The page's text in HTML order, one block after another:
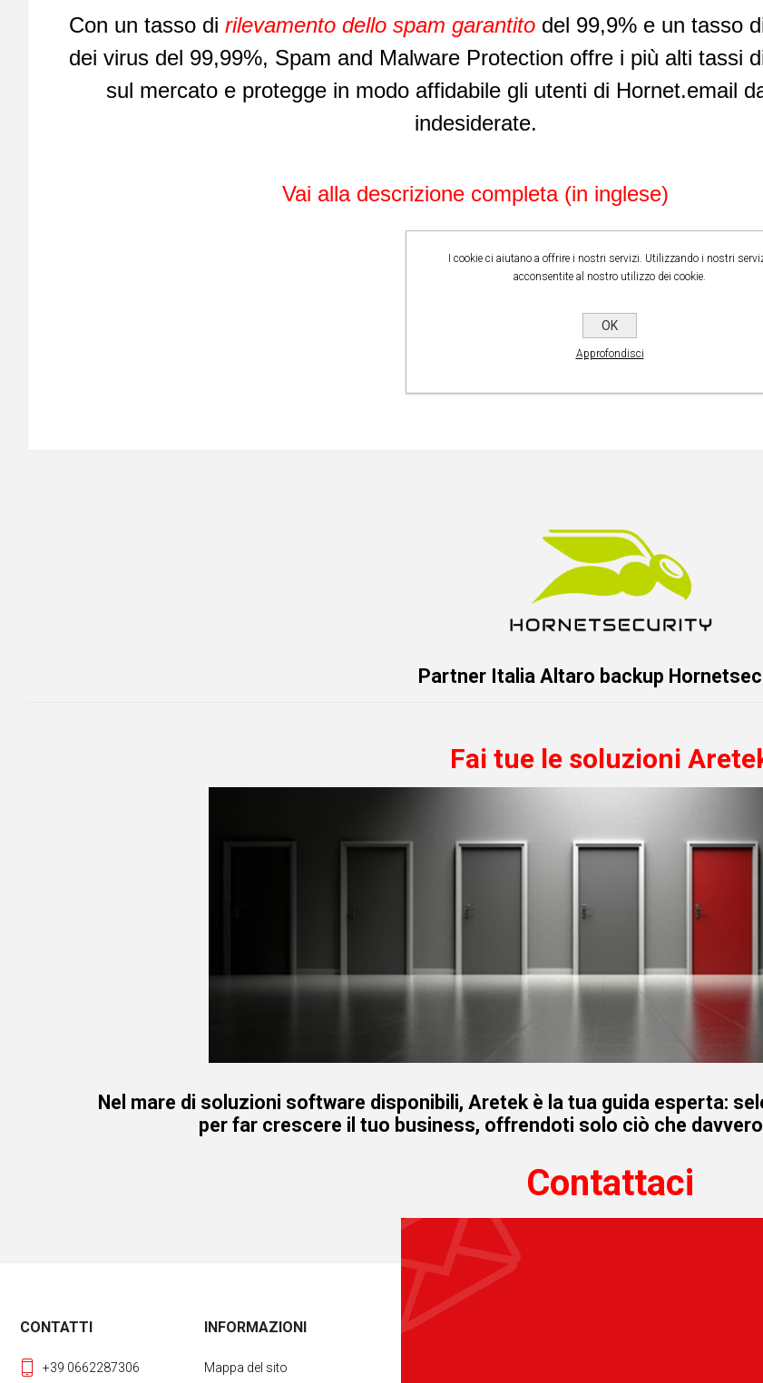
Con un tasso di rilevamento dello spam garantitodel 99,9% e un tasso
dei virus del 99,99%, Spam and Malware Protection offre i più alti tassi
sul mercato e protegge in modo affidabile gli utenti di Hornet.email
indesiderate.
Vai alla descrizione completa (in inglese)
Partner Italia Altaro backup
Fai tue le soluzioni
Nel mare di soluzioni software disponibili, Aretek è la tua guida esperta:
per far crescere il tuo business, offrendoti solo ciò che
Contattaci
CONTATTI
+39 0662287306
INFORMAZIONI
Mappa del sito
I cookie ci aiutano a offrire i nostri servizi. Utilizzando i nostri
acconsentite al nostro utilizzo dei cookie.
OK
Approfondisci